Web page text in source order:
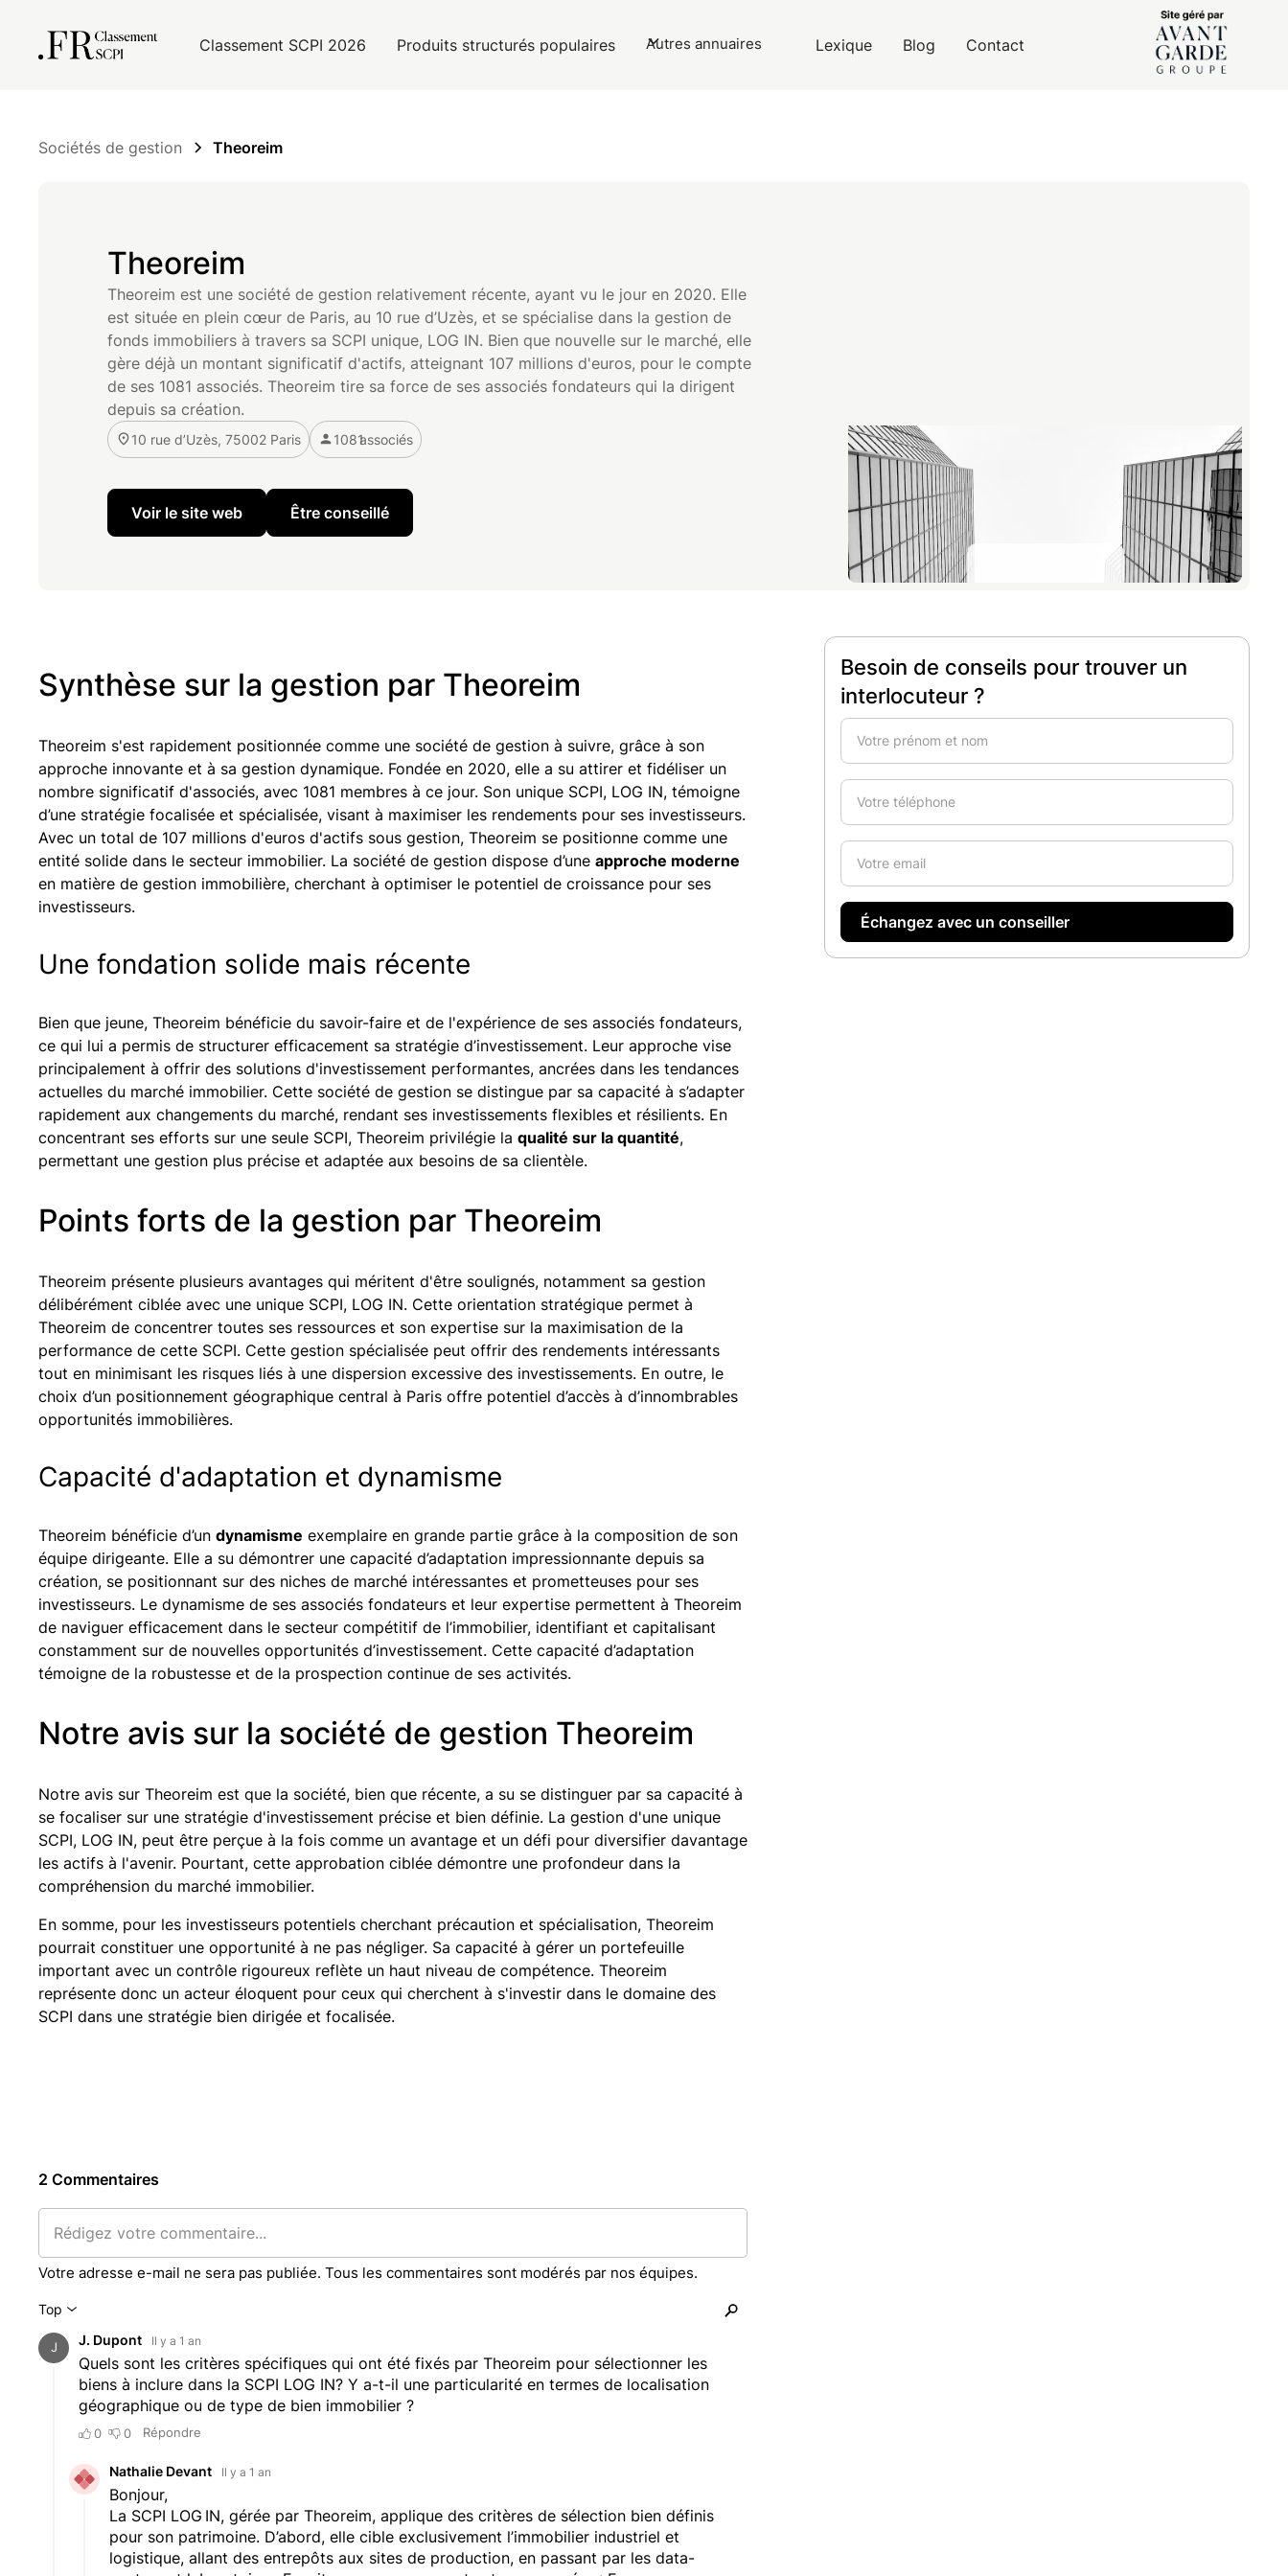
Classement SCPI 2026 Produits structurés populaires Autres annuaires Lexique Blog Contact
Sociétés de gestion Theoreim
Theoreim
Theoreim est une société de gestion relativement récente, ayant vu le jour en 2020. Elle
est située en plein cœur de Paris, au 10 rue d’Uzès, et se spécialise dans la gestion de
fonds immobiliers à travers sa SCPI unique, LOG IN. Bien que nouvelle sur le marché, elle
gère déjà un montant significatif d'actifs, atteignant 107 millions d'euros, pour le compte
de ses 1081 associés. Theoreim tire sa force de ses associés fondateurs qui la dirigent
depuis sa création.
10 rue d’Uzès, 75002 Paris 1081associés
Voir le site web Être conseillé
Synthèse sur la gestion par Theoreim
Theoreim s'est rapidement positionnée comme une société de gestion à suivre, grâce à son
approche innovante et à sa gestion dynamique. Fondée en 2020, elle a su attirer et fidéliser un
nombre significatif d'associés, avec 1081 membres à ce jour. Son unique SCPI, LOG IN, témoigne
d’une stratégie focalisée et spécialisée, visant à maximiser les rendements pour ses investisseurs.
Avec un total de 107 millions d'euros d'actifs sous gestion, Theoreim se positionne comme une
entité solide dans le secteur immobilier. La société de gestion dispose d’une approche moderne
en matière de gestion immobilière, cherchant à optimiser le potentiel de croissance pour ses
investisseurs.
Une fondation solide mais récente
Bien que jeune, Theoreim bénéficie du savoir-faire et de l'expérience de ses associés fondateurs,
ce qui lui a permis de structurer efficacement sa stratégie d’investissement. Leur approche vise
principalement à offrir des solutions d'investissement performantes, ancrées dans les tendances
actuelles du marché immobilier. Cette société de gestion se distingue par sa capacité à s’adapter
rapidement aux changements du marché, rendant ses investissements flexibles et résilients. En
concentrant ses efforts sur une seule SCPI, Theoreim privilégie la qualité sur la quantité,
permettant une gestion plus précise et adaptée aux besoins de sa clientèle.
Points forts de la gestion par Theoreim
Theoreim présente plusieurs avantages qui méritent d'être soulignés, notamment sa gestion
délibérément ciblée avec une unique SCPI, LOG IN. Cette orientation stratégique permet à
Theoreim de concentrer toutes ses ressources et son expertise sur la maximisation de la
performance de cette SCPI. Cette gestion spécialisée peut offrir des rendements intéressants
tout en minimisant les risques liés à une dispersion excessive des investissements. En outre, le
choix d’un positionnement géographique central à Paris offre potentiel d’accès à d’innombrables
opportunités immobilières.
Capacité d'adaptation et dynamisme
Theoreim bénéficie d’un dynamisme exemplaire en grande partie grâce à la composition de son
équipe dirigeante. Elle a su démontrer une capacité d’adaptation impressionnante depuis sa
création, se positionnant sur des niches de marché intéressantes et prometteuses pour ses
investisseurs. Le dynamisme de ses associés fondateurs et leur expertise permettent à Theoreim
de naviguer efficacement dans le secteur compétitif de l’immobilier, identifiant et capitalisant
constamment sur de nouvelles opportunités d’investissement. Cette capacité d’adaptation
témoigne de la robustesse et de la prospection continue de ses activités.
Notre avis sur la société de gestion Theoreim
Notre avis sur Theoreim est que la société, bien que récente, a su se distinguer par sa capacité à
se focaliser sur une stratégie d'investissement précise et bien définie. La gestion d'une unique
SCPI, LOG IN, peut être perçue à la fois comme un avantage et un défi pour diversifier davantage
les actifs à l'avenir. Pourtant, cette approbation ciblée démontre une profondeur dans la
compréhension du marché immobilier.
En somme, pour les investisseurs potentiels cherchant précaution et spécialisation, Theoreim
pourrait constituer une opportunité à ne pas négliger. Sa capacité à gérer un portefeuille
important avec un contrôle rigoureux reflète un haut niveau de compétence. Theoreim
représente donc un acteur éloquent pour ceux qui cherchent à s'investir dans le domaine des
SCPI dans une stratégie bien dirigée et focalisée.
Besoin de conseils pour trouver un
interlocuteur ?